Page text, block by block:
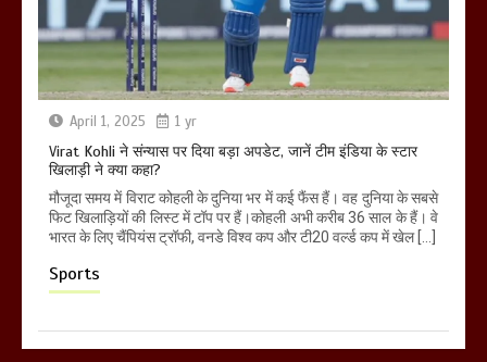
April 1, 2025 1 yr
Virat Kohli ने संन्यास पर दिया बड़ा अपडेट, जानें टीम इंडिया के स्टार
खिलाड़ी ने क्या कहा?
मौजूदा समय में विराट कोहली के दुनिया भर में कई फैंस हैं। वह दुनिया के सबसे
फिट खिलाड़ियों की लिस्ट में टॉप पर हैं।कोहली अभी करीब 36 साल के हैं। वे
भारत के लिए चैंपियंस ट्रॉफी, वनडे विश्व कप और टी20 वर्ल्ड कप में खेल […]
Sports